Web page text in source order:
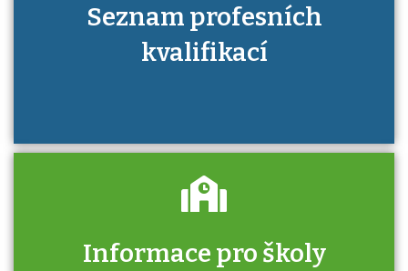
Seznam profesních
kvalifikací
Informace pro školy
Zjistěte, jak se přihlásit ke zkoušce a kde